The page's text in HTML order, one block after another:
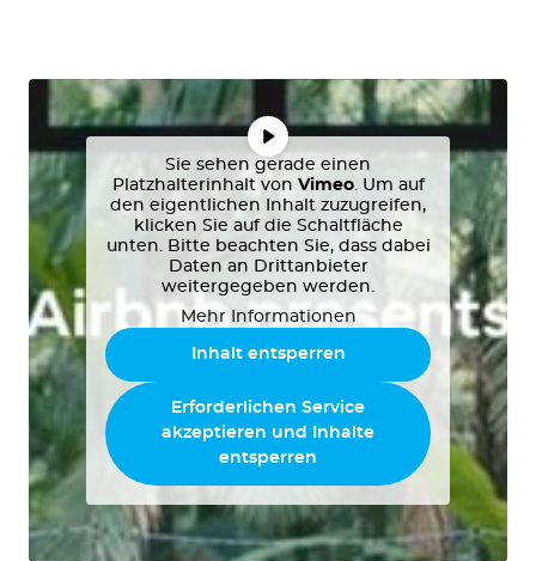
Sie sehen gerade einen
Platzhalterinhalt von Vimeo. Um auf
den eigentlichen Inhalt zuzugreifen,
klicken Sie auf die Schaltfläche
unten. Bitte beachten Sie, dass dabei
Daten an Drittanbieter
weitergegeben werden.
Mehr Informationen
Inhalt entsperren
Erforderlichen Service
akzeptieren und Inhalte
entsperren